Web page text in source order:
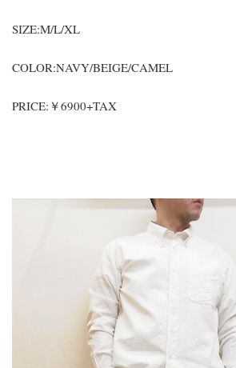
SIZE:M/L/XL
COLOR:NAVY/BEIGE/CAMEL
PRICE:￥6900+TAX